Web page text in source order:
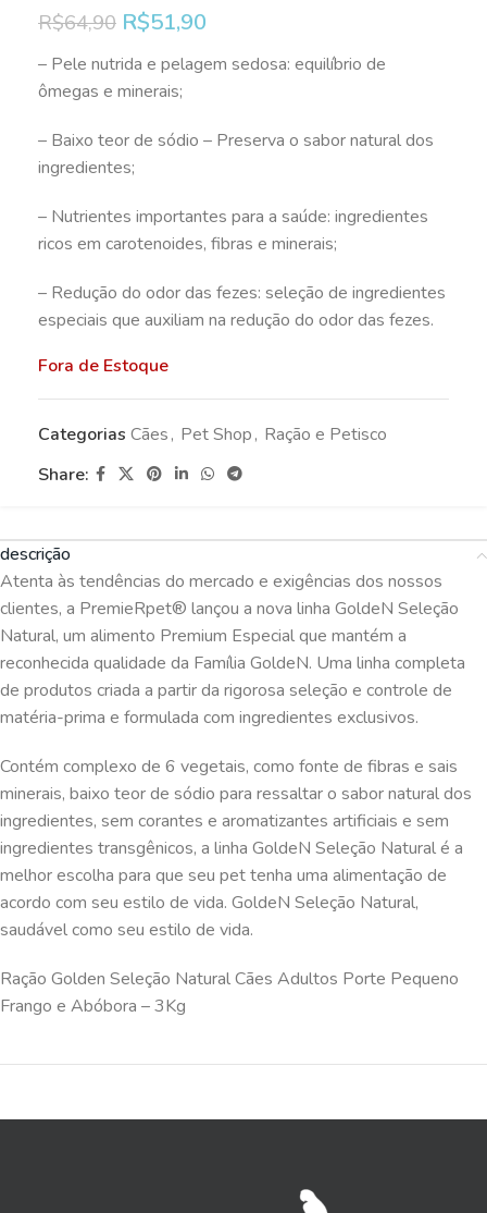
R$64,90 R$51,90
– Pele nutrida e pelagem sedosa: equilíbrio de
ômegas e minerais;
– Baixo teor de sódio – Preserva o sabor natural dos
ingredientes;
– Nutrientes importantes para a saúde: ingredientes
ricos em carotenoides, fibras e minerais;
– Redução do odor das fezes: seleção de ingredientes
especiais que auxiliam na redução do odor das fezes.
Fora de Estoque
Categorias Cães, Pet Shop, Ração e Petisco
Share:
descrição
Atenta às tendências do mercado e exigências dos nossos
clientes, a PremieRpet® lançou a nova linha GoldeN Seleção
Natural, um alimento Premium Especial que mantém a
reconhecida qualidade da Família GoldeN. Uma linha completa
de produtos criada a partir da rigorosa seleção e controle de
matéria-prima e formulada com ingredientes exclusivos.
Contém complexo de 6 vegetais, como fonte de fibras e sais
minerais, baixo teor de sódio para ressaltar o sabor natural dos
ingredientes, sem corantes e aromatizantes artificiais e sem
ingredientes transgênicos, a linha GoldeN Seleção Natural é a
melhor escolha para que seu pet tenha uma alimentação de
acordo com seu estilo de vida. GoldeN Seleção Natural,
saudável como seu estilo de vida.
Ração Golden Seleção Natural Cães Adultos Porte Pequeno
Frango e Abóbora – 3Kg